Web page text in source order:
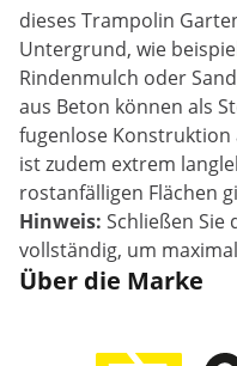
dieses Trampolin
Untergrund, wie
Rindenmulch oder
aus Beton können als
fugenlose
ist zudem extrem
rostanfälligen Flächen
Hinweis: Schließen Sie
vollständig, um
Über die Marke